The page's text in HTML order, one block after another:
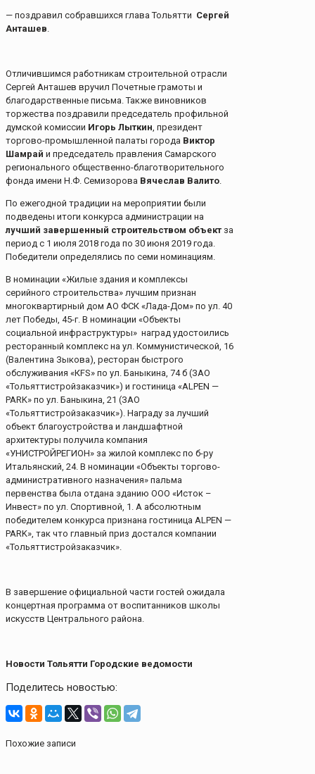
— поздравил собравшихся глава Тольятти Сергей
Анташев.
Отличившимся работникам строительной отрасли
Сергей Анташев вручил Почетные грамоты и
благодарственные письма. Также виновников
торжества поздравили председатель профильной
думской комиссии Игорь Лыткин, президент
торгово-промышленной палаты города Виктор
Шамрай и председатель правления Самарского
регионального общественно-благотворительного
фонда имени Н.Ф. Семизорова Вячеслав Валито.
По ежегодной традиции на мероприятии были
подведены итоги конкурса администрации на
лучший завершенный строительством объект за
период с 1 июля 2018 года по 30 июня 2019 года.
Победители определялись по семи номинациям.
В номинации «Жилые здания и комплексы
серийного строительства» лучшим признан
многоквартирный дом АО ФСК «Лада-Дом» по ул. 40
лет Победы, 45-г. В номинации «Объекты
социальной инфраструктуры» наград удостоились
ресторанный комплекс на ул. Коммунистической, 16
(Валентина Зыкова), ресторан быстрого
обслуживания «КFS» по ул. Баныкина, 74 б (ЗАО
«Тольяттистройзаказчик») и гостиница «ALPEN —
PARK» по ул. Баныкина, 21 (ЗАО
«Тольяттистройзаказчик»). Награду за лучший
объект благоустройства и ландшафтной
архитектуры получила компания
«УНИСТРОЙРЕГИОН» за жилой комплекс по б-ру
Итальянский, 24. В номинации «Объекты торгово-
административного назначения» пальма
первенства была отдана зданию ООО «Исток –
Инвест» по ул. Спортивной, 1. А абсолютным
победителем конкурса признана гостиница ALPEN —
PARK», так что главный приз достался компании
«Тольяттистройзаказчик».
В завершение официальной части гостей ожидала
концертная программа от воспитанников школы
искусств Центрального района.
Новости Тольятти Городские ведомости
Поделитесь новостью:
Похожие записи